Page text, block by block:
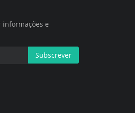
informações e
Subscrever